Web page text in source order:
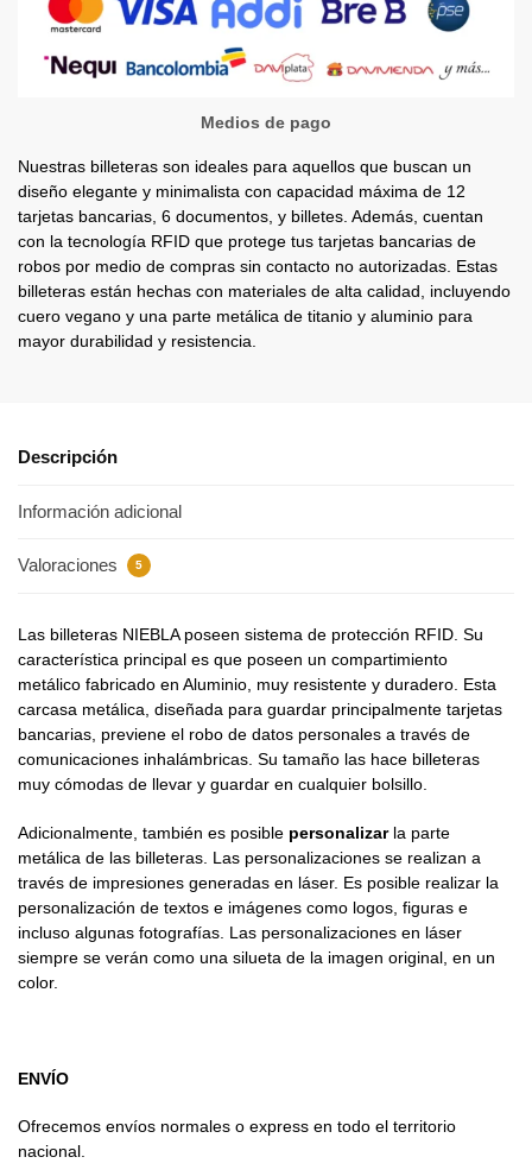
Medios de pago
Nuestras billeteras son ideales para aquellos que buscan un
diseño elegante y minimalista con capacidad máxima de 12
tarjetas bancarias, 6 documentos, y billetes. Además, cuentan
con la tecnología RFID que protege tus tarjetas bancarias de
robos por medio de compras sin contacto no autorizadas. Estas
billeteras están hechas con materiales de alta calidad, incluyendo
cuero vegano y una parte metálica de titanio y aluminio para
mayor durabilidad y resistencia.
Descripción
Información adicional
Valoraciones 5
Las billeteras NIEBLA poseen sistema de protección RFID. Su
característica principal es que poseen un compartimiento
metálico fabricado en Aluminio, muy resistente y duradero. Esta
carcasa metálica, diseñada para guardar principalmente tarjetas
bancarias, previene el robo de datos personales a través de
comunicaciones inhalámbricas. Su tamaño las hace billeteras
muy cómodas de llevar y guardar en cualquier bolsillo.
Adicionalmente, también es posible personalizarla parte
metálica de las billeteras. Las personalizaciones se realizan a
través de impresiones generadas en láser. Es posible realizar la
personalización de textos e imágenes como logos, figuras e
incluso algunas fotografías. Las personalizaciones en láser
siempre se verán como una silueta de la imagen original, en un
color.
ENVÍO
Ofrecemos envíos normales o express en todo el territorio
nacional.